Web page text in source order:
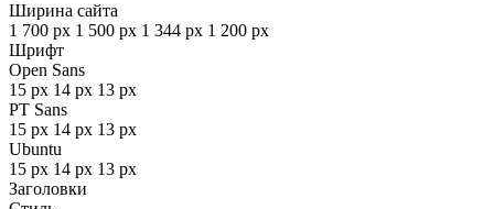
Ширина сайта
1 700 px 1 500 px 1 344 px 1 200 px
Шрифт
Open Sans
15 px 14 px 13 px
PT Sans
15 px 14 px 13 px
Ubuntu
15 px 14 px 13 px
Заголовки